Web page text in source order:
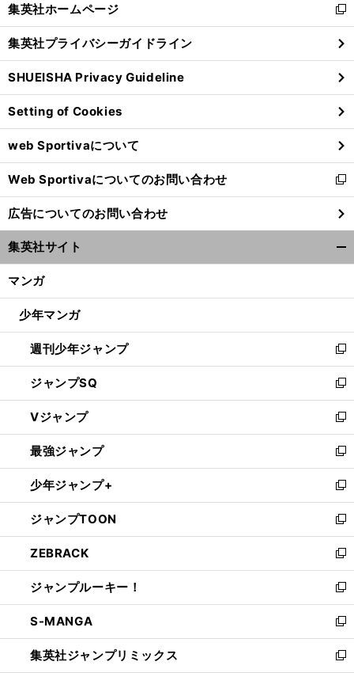
閉
る
集英社ホームページ
新
し
い
ウ
ィ
ン
ド
ウ
で
開
く
集英社プライバシーガイドライン
SHUEISHA Privacy Guideline
Setting of Cookies
web Sportivaについて
Web Sportivaについてのお問い合わせ
新
し
い
ウ
ィ
ン
ウ
開
く
広告についてのお問い合わせ
集英社サイト
マンガ
少年マンガ
週刊少年ジャンプ
新
し
い
ウ
ィ
ン
ド
ウ
で
開
く
ジャンプSQ
新
し
い
ウ
ィ
ン
ド
ウ
で
開
く
Vジャンプ
新
し
い
ウ
ィ
ン
ド
ウ
で
開
く
最強ジャンプ
新
し
い
ウ
ィ
ン
ド
ウ
で
開
く
少年ジャンプ+
新
し
い
ウ
ィ
ン
ド
ウ
で
開
く
ジャンプTOON
新
し
い
ウ
ィ
ン
ド
ウ
で
ZEBRACK
新
し
い
ウ
ィ
ン
ド
ジャンプルーキー！
新
し
い
ウ
ィ
S-MANGA
新
し
い
集英社ジャンプリミックス
新